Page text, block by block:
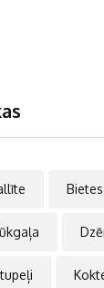
Bietes